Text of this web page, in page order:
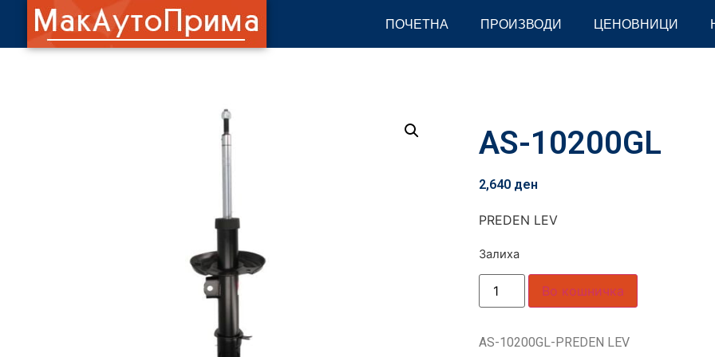
ПОЧЕТНА ПРОИЗВОДИ ЦЕНОВНИЦИ
AS-10200GL
2,640 ден
PREDEN LEV
Залиха
Во кошничка
AS-10200GL-PREDEN LEV